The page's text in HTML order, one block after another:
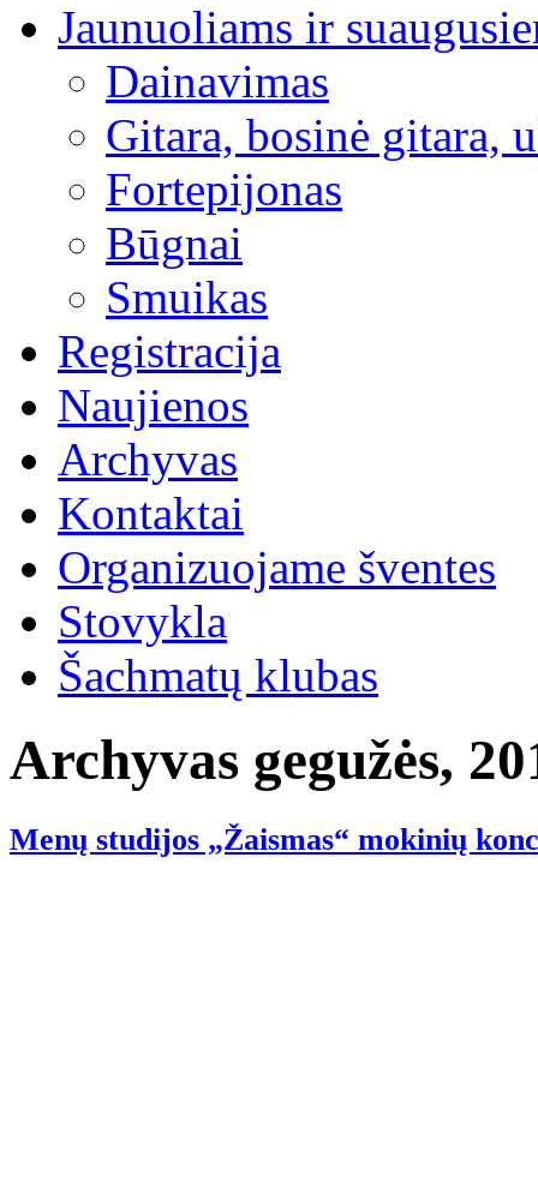
Jaunuoliams ir
Dainavimas
Gitara, bosinė gitara,
Fortepijonas
Būgnai
Smuikas
Registracija
Naujienos
Archyvas
Kontaktai
Organizuojame šventes
Stovykla
Šachmatų klubas
Archyvas gegužės,
Menų studijos „Žaismas“ mokinių